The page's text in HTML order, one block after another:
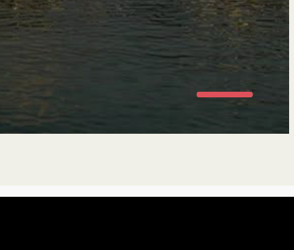
Fitnesslevel wählen wir Workouts aus,
zu dir passen.
Unregelmäßiges Training